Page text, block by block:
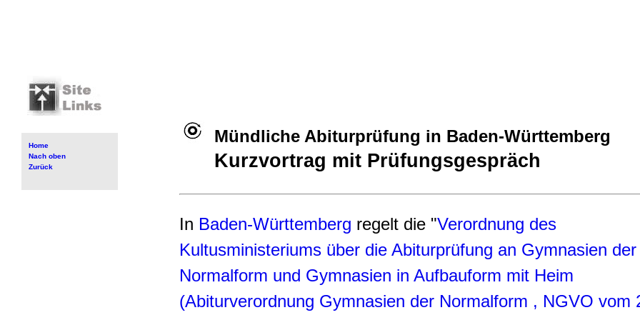
Home
Nach oben
Zurück
Mündliche Abiturprüfung in Baden-Württemberg
Kurzvortrag mit Prüfungsgespräch
In Baden-Württemberg regelt die "Verordnung des
Kultusministeriums über die Abiturprüfung an Gymnasien der
Normalform und Gymnasien in Aufbauform mit Heim
(Abiturverordnung Gymnasien der Normalform , NGVO vom